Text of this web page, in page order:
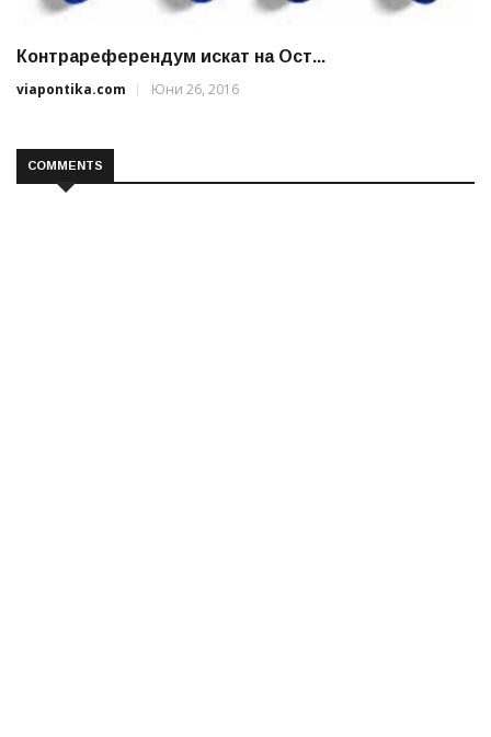
Контрареферендум искат на Ост...
viapontika.com
Юни 26, 2016
COMMENTS